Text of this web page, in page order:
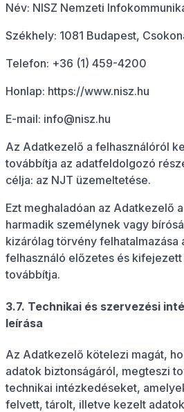
Név: NISZ Nemzeti
Székhely: 1081 Budapest,
Telefon: +36 (1) 459-4200
Honlap: https://www.nisz.hu
E-mail: info@nisz.hu
Az Adatkezelő a felhasználóról
továbbítja az adatfeldolgozó
célja: az NJT üzemeltetése.
Ezt meghaladóan az Adatkezelő
harmadik személynek vagy
kizárólag törvény felhatalmazása
felhasználó előzetes és
továbbítja.
3.7. Technikai és szervezési
leírása
Az Adatkezelő kötelezi magát,
adatok biztonságáról, megteszi
technikai intézkedéseket,
felvett, tárolt, illetve kezelt